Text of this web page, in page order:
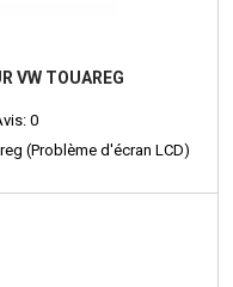
VW TOUAREG
0
(Problème d'écran LCD)